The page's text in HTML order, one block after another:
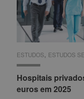
ESTUDOS, ESTUDOS
Hospitais
euros em 2025
ESTUDOS ESTUDOS
Hospitais
euros em 2025